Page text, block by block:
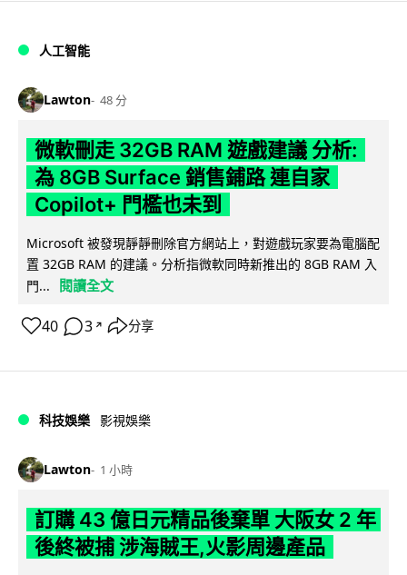
人工智能
Lawton 48 分
微軟刪走 32GB RAM 遊戲建議 分析:
為 8GB Surface 銷售鋪路 連自家
Copilot+ 門檻也未到
Microsoft 被發現靜靜刪除官方網站上，對遊戲玩家要為電腦配
置 32GB RAM 的建議。分析指微軟同時新推出的 8GB RAM 入
門...
閱讀全文
40 3 ↗ 分享
科技娛樂 影視娛樂
Lawton 1 小時
訂購 43 億日元精品後棄單 大阪女 2 年
後終被捕 涉海賊王,火影周邊產品